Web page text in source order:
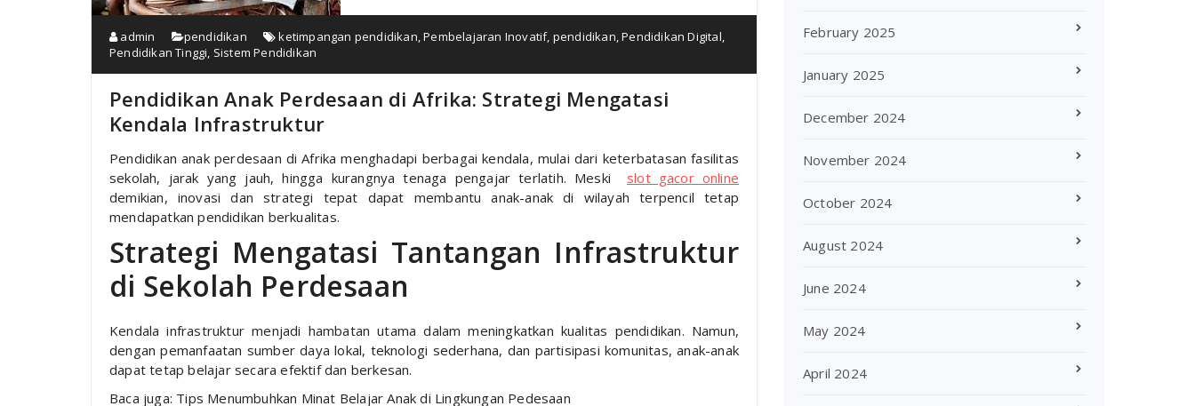
admin pendidikan ketimpangan pendidikan,Pembelajaran Inovatif, pendidikan,Pendidikan Digital,
Pendidikan Tinggi, Sistem Pendidikan
Pendidikan Anak Perdesaan di Afrika: Strategi Mengatasi
Kendala Infrastruktur
Pendidikan anak perdesaan di Afrika menghadapi berbagai kendala, mulai dari keterbatasan fasilitas
sekolah, jarak yang jauh, hingga kurangnya tenaga pengajar terlatih. Meski slot gacor online
demikian, inovasi dan strategi tepat dapat membantu anak-anak di wilayah terpencil tetap
mendapatkan pendidikan berkualitas.
Strategi Mengatasi Tantangan Infrastruktur
di Sekolah Perdesaan
Kendala infrastruktur menjadi hambatan utama dalam meningkatkan kualitas pendidikan. Namun,
dengan pemanfaatan sumber daya lokal, teknologi sederhana, dan partisipasi komunitas, anak-anak
dapat tetap belajar secara efektif dan berkesan.
Baca juga: Tips Menumbuhkan Minat Belajar Anak di Lingkungan Pedesaan
February 2025
January 2025
December 2024
November 2024
October 2024
August 2024
June 2024
May 2024
April 2024